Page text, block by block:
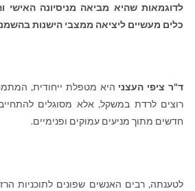
לדוגמאות שהיא מביאה מניסיונה האישי
כלים מעשיים ליציאה ממצבי הישנות
ד"ר ציפי העצני היא מטפלת ייחודית,
רוצים לרדת במשקל, אלא מסוגלים
חדשים מתוך מניעים עמוקים ופנימיים.
לטענתה, רבים האנשים שפונים לתוכניות